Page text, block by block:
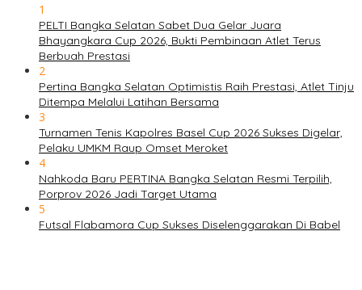
1
PELTI Bangka Selatan Sabet Dua Gelar Juara
Bhayangkara Cup 2026, Bukti Pembinaan Atlet Terus
Berbuah Prestasi
2
Pertina Bangka Selatan Optimistis Raih Prestasi, Atlet Tinju
Ditempa Melalui Latihan Bersama
3
Turnamen Tenis Kapolres Basel Cup 2026 Sukses Digelar,
Pelaku UMKM Raup Omset Meroket
4
Nahkoda Baru PERTINA Bangka Selatan Resmi Terpilih,
Porprov 2026 Jadi Target Utama
5
Futsal Flabamora Cup Sukses Diselenggarakan Di Babel